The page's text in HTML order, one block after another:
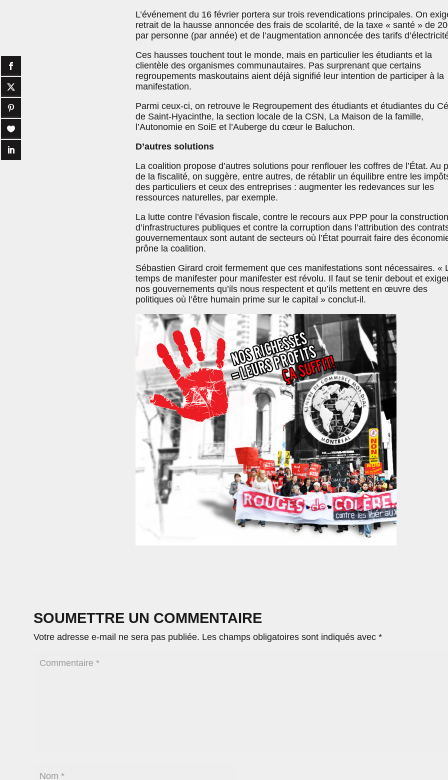
L’événement du 16 février portera sur trois revendications principales. On
retrait de la hausse annoncée des frais de scolarité, de la taxe « santé » de
par personne (par année) et de l’augmentation annoncée des tarifs
Ces hausses touchent tout le monde, mais en particulier les étudiants et la
clientèle des organismes communautaires. Pas surprenant que certains
regroupements maskoutains aient déjà signifié leur intention de participer à la
manifestation.
Parmi ceux-ci, on retrouve le Regroupement des étudiants et étudiantes du
de Saint-Hyacinthe, la section locale de la CSN, La Maison de la famille,
l’Autonomie en SoiE et l’Auberge du cœur le Baluchon.
D’autres solutions
La coalition propose d’autres solutions pour renflouer les coffres de l’État. Au
de la fiscalité, on suggère, entre autres, de rétablir un équilibre entre les
des particuliers et ceux des entreprises : augmenter les redevances sur les
ressources naturelles, par exemple.
La lutte contre l’évasion fiscale, contre le recours aux PPP pour la construction
d’infrastructures publiques et contre la corruption dans l’attribution des
gouvernementaux sont autant de secteurs où l’État pourrait faire des
prône la coalition.
Sébastien Girard croit fermement que ces manifestations sont nécessaires. «
temps de manifester pour manifester est révolu. Il faut se tenir debout et
nos gouvernements qu’ils nous respectent et qu’ils mettent en œuvre des
politiques où l’être humain prime sur le capital » conclut-il.
SOUMETTRE UN COMMENTAIRE
Votre adresse e-mail ne sera pas publiée. Les champs obligatoires sont indiqués avec*